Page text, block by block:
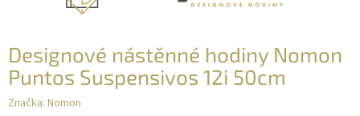
Designové nástěnné hodiny Nomon
Puntos Suspensivos 12i 50cm
Značka: Nomon